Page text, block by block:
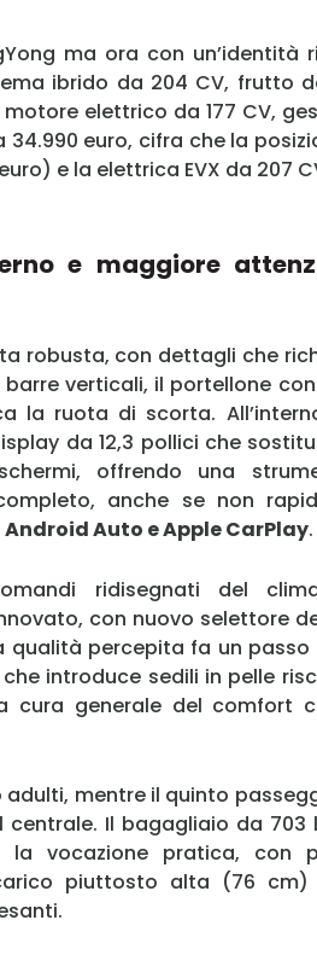
MY INFORICAMBI
ma ora con un’identità
ibrido da 204 CV, frutto
motore elettrico da 177 CV,
euro, cifra che la
e la elettrica EVX da 207
e maggiore
robusta, con dettagli che
verticali, il portellone
la ruota di scorta.
da 12,3 pollici che
offrendo una
anche se non
Android Auto e Apple CarPlay.
ridisegnati del
con nuovo selettore
qualità percepita fa un passo
introduce sedili in pelle
cura generale del comfort
mentre il quinto
Il bagagliaio da 703
vocazione pratica, con
piuttosto alta (76 cm)